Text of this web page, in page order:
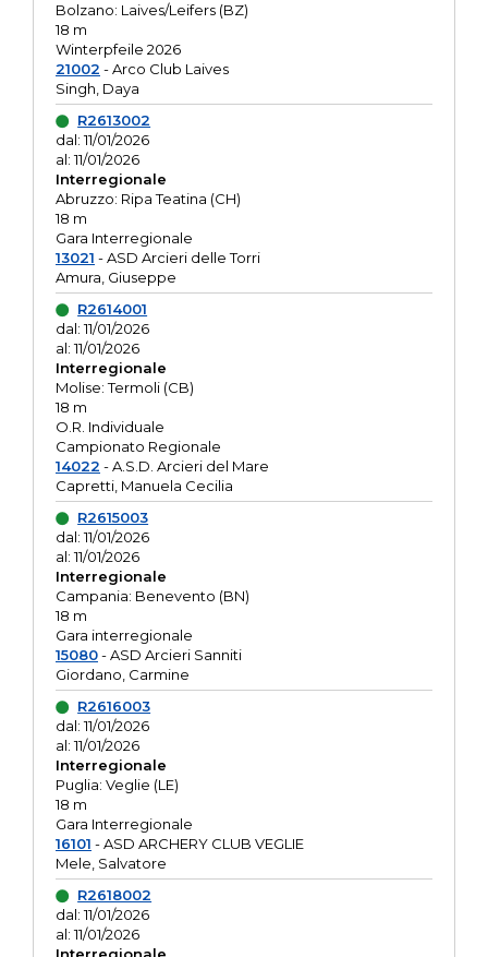
Bolzano: Laives/Leifers (BZ)
18 m
Winterpfeile 2026
21002 - Arco Club Laives
Singh, Daya
R2613002
dal: 11/01/2026
al: 11/01/2026
Interregionale
Abruzzo: Ripa Teatina (CH)
18 m
Gara Interregionale
13021 - ASD Arcieri delle Torri
Amura, Giuseppe
R2614001
dal: 11/01/2026
al: 11/01/2026
Interregionale
Molise: Termoli (CB)
18 m
O.R. Individuale
Campionato Regionale
14022 - A.S.D. Arcieri del Mare
Capretti, Manuela Cecilia
R2615003
dal: 11/01/2026
al: 11/01/2026
Interregionale
Campania: Benevento (BN)
18 m
Gara interregionale
15080- ASD Arcieri Sanniti
Giordano, Carmine
R2616003
dal: 11/01/2026
al: 11/01/2026
Interregionale
Puglia: Veglie (LE)
18 m
Gara Interregionale
16101 - ASD ARCHERY CLUB VEGLIE
Mele, Salvatore
R2618002
dal: 11/01/2026
al: 11/01/2026